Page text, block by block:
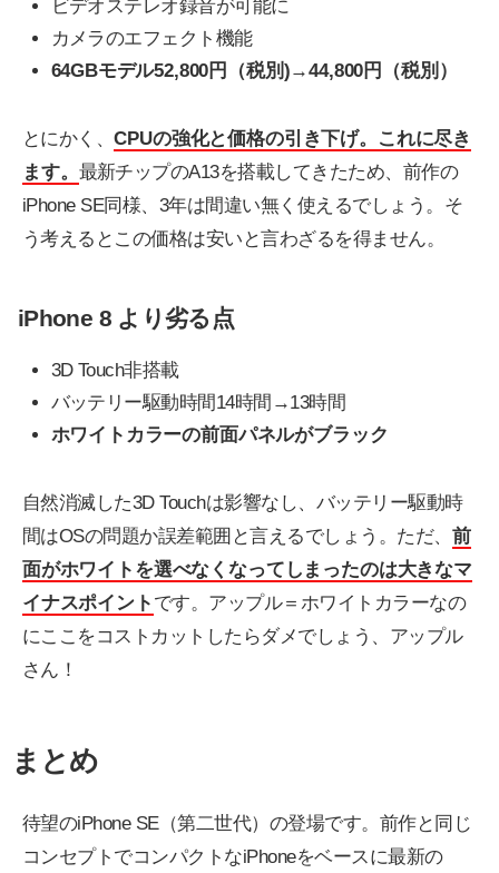
ビデオステレオ録音が可能に
カメラのエフェクト機能
64GBモデル52,800円（税別)→44,800円（税別）
とにかく、CPUの強化と価格の引き下げ。これに尽き
ます。 最新チップのA13を搭載してきたため、前作の
iPhone SE同様、3年は間違い無く使えるでしょう。そ
う考えるとこの価格は安いと言わざるを得ません。
iPhone 8 より劣る点
3D Touch非搭載
バッテリー駆動時間14時間→13時間
ホワイトカラーの前面パネルがブラック
自然消滅した3D Touchは影響なし、バッテリー駆動時
間はOSの問題か誤差範囲と言えるでしょう。ただ、 前
面がホワイトを選べなくなってしまったのは大きなマ
イナスポイント です。アップル＝ホワイトカラーなの
にここをコストカットしたらダメでしょう、アップル
さん！
まとめ
待望のiPhone SE（第二世代）の登場です。前作と同じ
コンセプトでコンパクトなiPhoneをベースに最新の